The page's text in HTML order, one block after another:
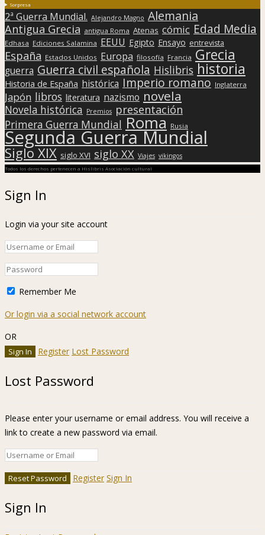
Sorpresa
2ª Guerra Mundial. Alejandro Magno Alemania
Antigua Grecia antigua Roma Atenas cómic Edad Media
Edhasa Ediciones Salamina EEUU Egipto Ensayo entrevista
España Estados Unidos Europa filosofía Francia Grecia
guerra Guerra civil española Hislibris historia
Historia de España histórica Imperio romano Inglaterra
Japón libros literatura nazismo novela
Novela histórica Premios presentación
Primera Guerra Mundial Roma Rusia
Segunda Guerra Mundial
Siglo XIX siglo XVI siglo XX Viajes vikingos
Todos los derechos pertenecen a Hislibris Asociación cultural
Sign In
Login via your site account
Remember Me
Or login via a social network account
OR
Register Lost Password
Lost Password
Please enter your username or email address. You will receive a
link to create a new password via email.
Register Sign In
Sign In